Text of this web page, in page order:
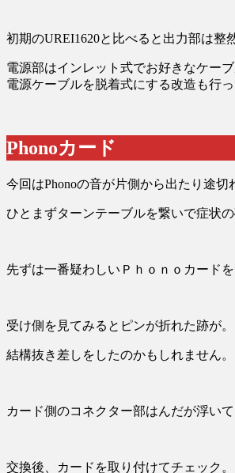
初期のUREI1620と比べると出力部は整
電源部はインレット式でお好きなケーブ
電源ケーブルを脱着式にする改造も行っ
Phonoカード
今回はPhonoの音が片側から出たり途切
ひとまずターンテーブルを繋いで症状の
先ずは一番疑わしいＰｈｏｎｏカードを
受け側を見てみるとピンが折れた跡が。
結構抜き差しをしたのかもしれません。
カード側のコネクター部はんだが浮い
交換後、カードを取り付けてチェック。